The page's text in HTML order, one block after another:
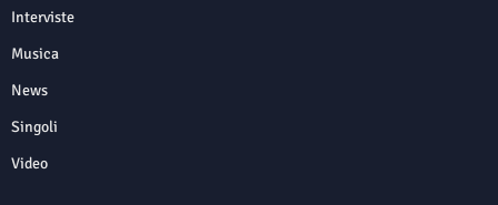
Interviste
Musica
News
Singoli
Video